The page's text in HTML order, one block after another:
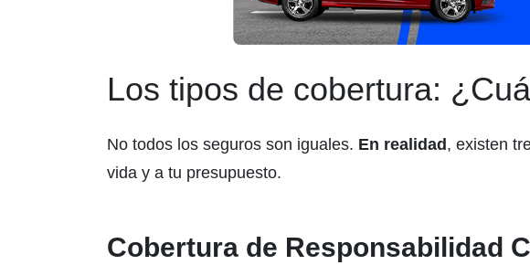
Los tipos de cobertura:
No todos los seguros son iguales. En realidad , existen
vida y a tu presupuesto.
Cobertura de Responsabilidad